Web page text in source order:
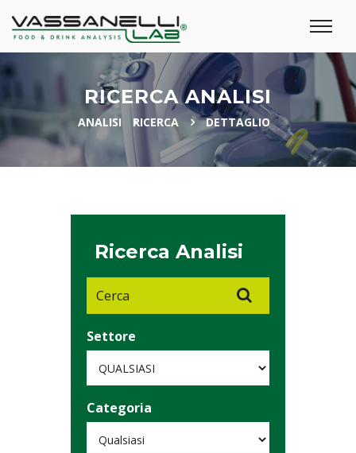
RICERCA ANALISI
ANALISI RICERCA DETTAGLIO
Ricerca Analisi
Settore
Categoria